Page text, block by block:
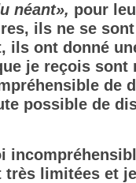
néant», pour
ils ne se
ils ont donné
je reçois sont
de
possible de
très limitées et